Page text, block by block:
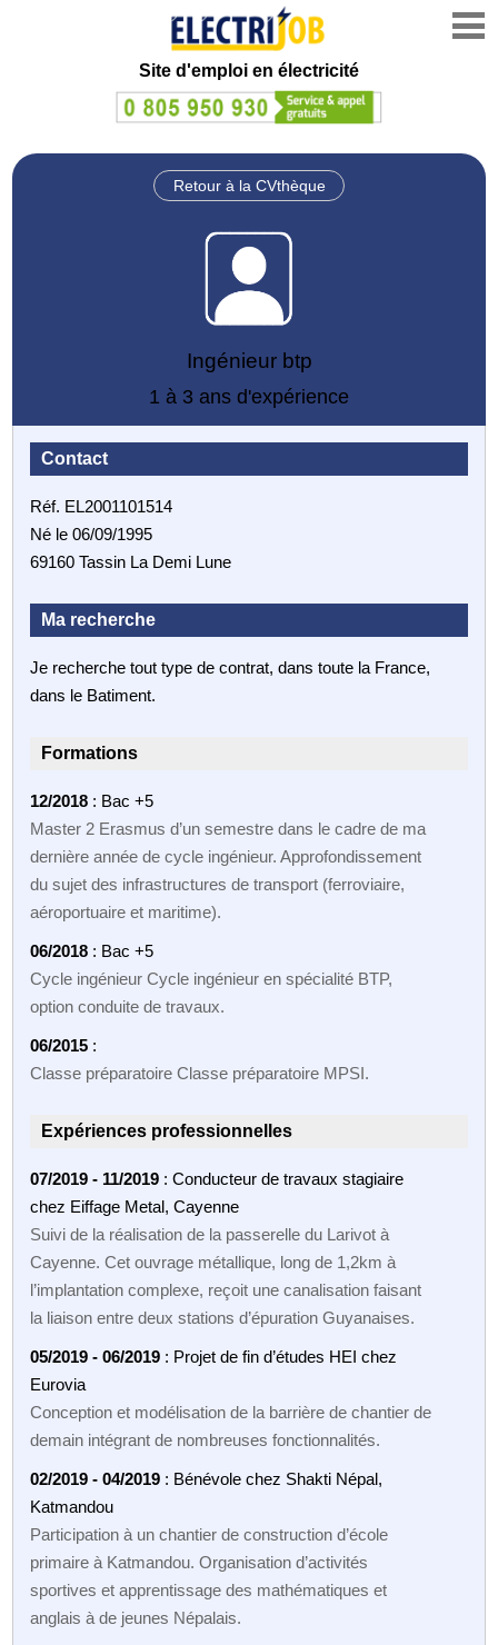
Site d'emploi en électricité
Retour à la CVthèque
Ingénieur btp
1 à 3 ans d'expérience
Contact
Réf. EL2001101514
Né le 06/09/1995
69160 Tassin La Demi Lune
Ma recherche
Je recherche tout type de contrat, dans toute la France,
dans le Batiment.
Formations
12/2018 : Bac +5
Master 2 Erasmus d’un semestre dans le cadre de ma
dernière année de cycle ingénieur. Approfondissement
du sujet des infrastructures de transport (ferroviaire,
aéroportuaire et maritime).
06/2018 : Bac +5
Cycle ingénieur Cycle ingénieur en spécialité BTP,
option conduite de travaux.
06/2015 :
Classe préparatoire Classe préparatoire MPSI.
Expériences professionnelles
07/2019 - 11/2019 : Conducteur de travaux stagiaire
chez Eiffage Metal, Cayenne
Suivi de la réalisation de la passerelle du Larivot à
Cayenne. Cet ouvrage métallique, long de 1,2km à
l’implantation complexe, reçoit une canalisation faisant
la liaison entre deux stations d’épuration Guyanaises.
05/2019 - 06/2019 : Projet de fin d’études HEI chez
Eurovia
Conception et modélisation de la barrière de chantier de
demain intégrant de nombreuses fonctionnalités.
02/2019 - 04/2019 : Bénévole chez Shakti Népal,
Katmandou
Participation à un chantier de construction d’école
primaire à Katmandou. Organisation d’activités
sportives et apprentissage des mathématiques et
anglais à de jeunes Népalais.